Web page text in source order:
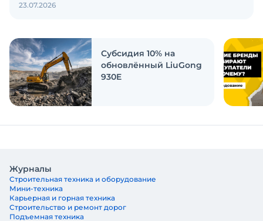
также кого считают лидерами рынка?
ответить на эти вопросы
23.07.2026
Субсидия 10% на
обновлённый LiuGong
930E
Журналы
Строительная техника и оборудование
Мини-техника
Карьерная и горная техника
Строительство и ремонт дорог
Подъемная техника